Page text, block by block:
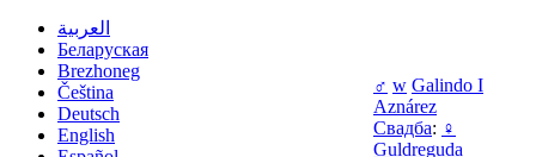
♂ w Galindo I
Aznárez
Свадба: ♀
Guldreguda
العربية
Беларуская
Brezhoneg
Čeština
Deutsch
English